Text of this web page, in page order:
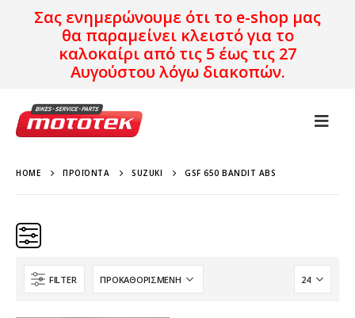
Σας ενημερώνουμε ότι το e-shop μας
θα παραμείνει κλειστό για το
καλοκαίρι από τις 5 έως τις 27
Αυγούστου λόγω διακοπών.
HOME ΠΡΟΪΌΝΤΑ SUZUKI GSF 650 BANDIT ABS
SUZUKI
GSF 650 Bandit ABS
FILTER